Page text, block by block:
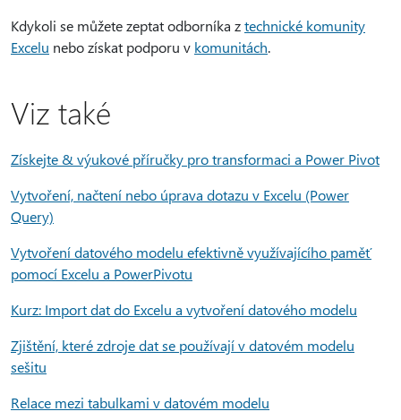
Kdykoli se můžete zeptat odborníka ztechnické komunity
Excelu nebo získat podporu v komunitách.
Viz také
Získejte & výukové příručky pro transformaci a Power Pivot
Vytvoření, načtení nebo úprava dotazu v Excelu (Power
Query)
Vytvoření datového modelu efektivně využívajícího paměť
pomocí Excelu a PowerPivotu
Kurz: Import dat do Excelu a vytvoření datového modelu
Zjištění, které zdroje dat se používají v datovém modelu
sešitu
Relace mezi tabulkami v datovém modelu